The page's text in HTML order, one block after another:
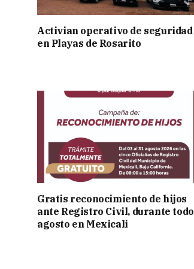
Activian operativo de seguridad
en Playas de Rosarito
Gratis reconocimiento de hijos
ante Registro Civil, durante todo
agosto en Mexicali